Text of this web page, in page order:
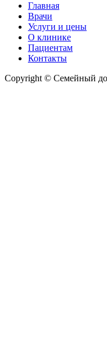
Главная
Врачи
Услуги и цены
О клинике
Пациентам
Контакты
Copyright © Семейный